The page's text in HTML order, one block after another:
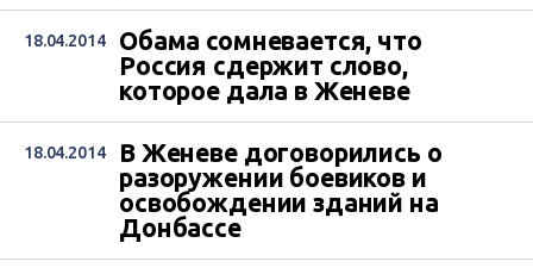
18.04.2014
Обама сомневается, что
Россия сдержит слово,
которое дала в Женеве
18.04.2014
В Женеве договорились о
разоружении боевиков и
освобождении зданий на
Донбассе